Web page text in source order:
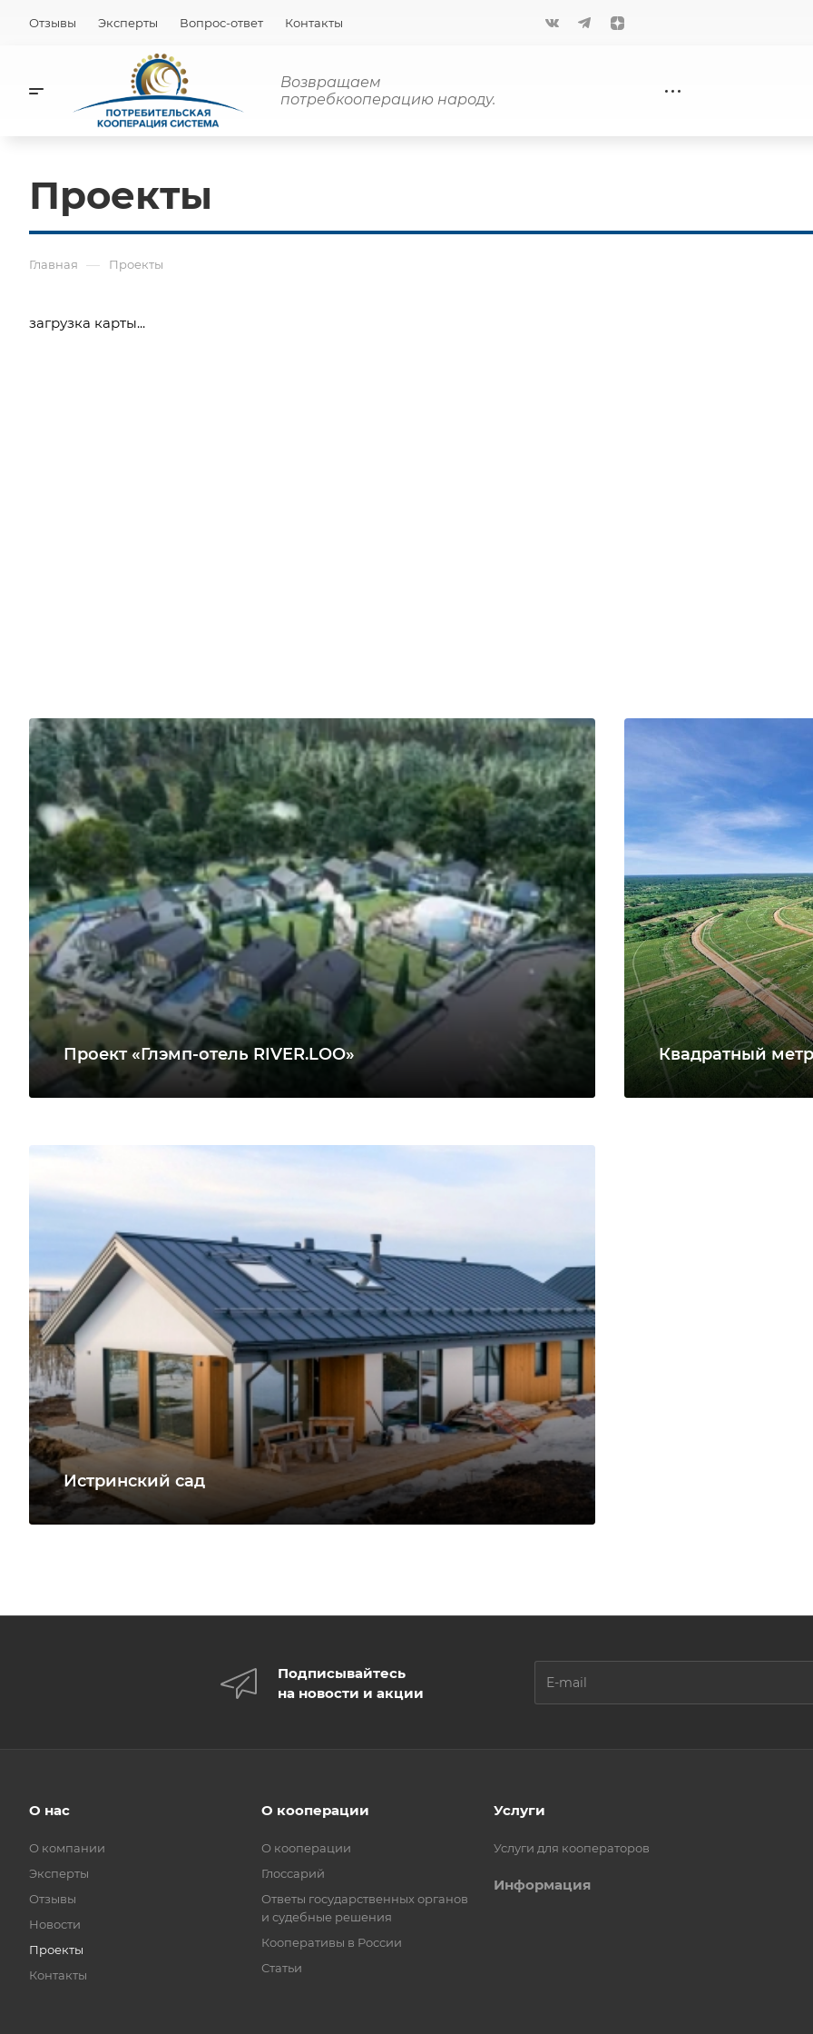
Отзывы Эксперты Вопрос-ответ Контакты
Возвращаем
потребкооперацию народу.
Проекты
Главная — Проекты
загрузка карты...
Проект «Глэмп-отель RIVER.LOO» Квадратный метр
Истринский сад
Подписывайтесь
на новости и акции
О нас
О компании
Эксперты
Отзывы
Новости
Проекты
Контакты
О кооперации
О кооперации
Глоссарий
Ответы государственных органов
и судебные решения
Кооперативы в России
Статьи
Услуги
Услуги для кооператоров
Информация